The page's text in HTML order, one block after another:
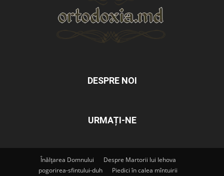
DESPRE NOI
URMAȚI-NE
Înălțarea Domnului
Despre Martorii lui Iehova
pogorirea-sfintului-duh
Piedici în calea mîntuirii